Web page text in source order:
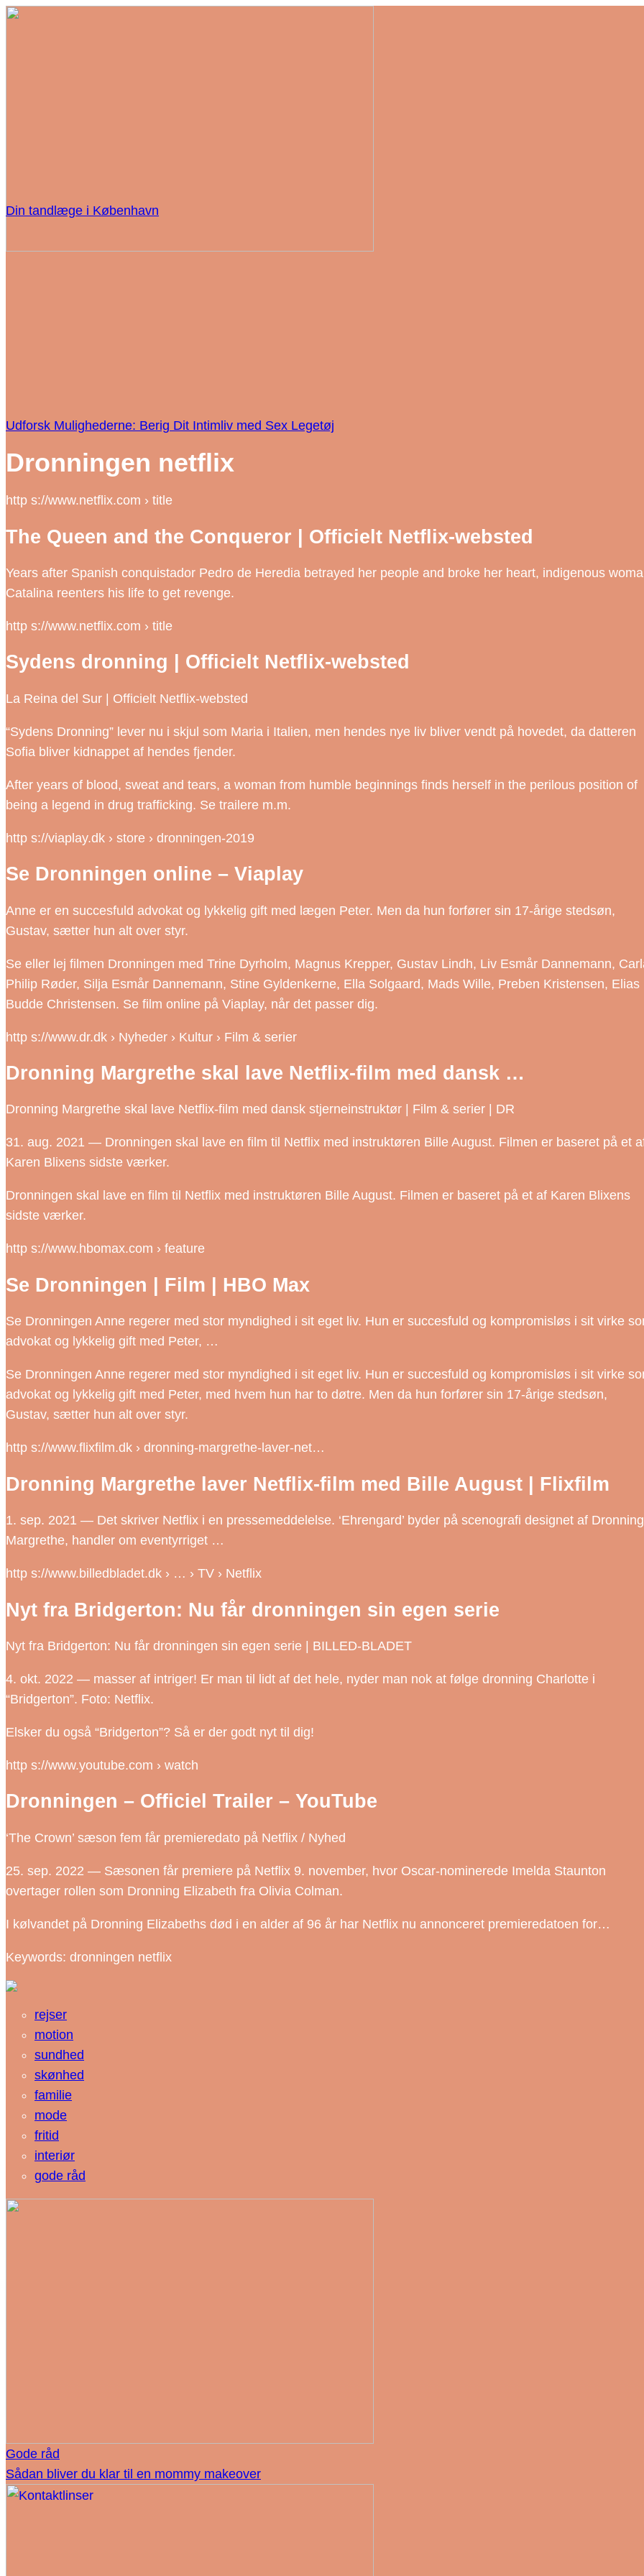
Din tandlæge i København
Udforsk Mulighederne: Berig Dit Intimliv med Sex Legetøj
Dronningen netflix
http s://www.netflix.com › title
The Queen and the Conqueror | Officielt Netflix-websted
Years after Spanish conquistador Pedro de Heredia betrayed her people and broke her heart, indigenous
Catalina reenters his life to get revenge.
http s://www.netflix.com › title
Sydens dronning | Officielt Netflix-websted
La Reina del Sur | Officielt Netflix-websted
“Sydens Dronning” lever nu i skjul som Maria i Italien, men hendes nye liv bliver vendt på hovedet, da datteren
Sofia bliver kidnappet af hendes fjender.
After years of blood, sweat and tears, a woman from humble beginnings finds herself in the perilous position of
being a legend in drug trafficking. Se trailere m.m.
http s://viaplay.dk › store › dronningen-2019
Se Dronningen online – Viaplay
Anne er en succesfuld advokat og lykkelig gift med lægen Peter. Men da hun forfører sin 17-årige stedsøn,
Gustav, sætter hun alt over styr.
Se eller lej filmen Dronningen med Trine Dyrholm, Magnus Krepper, Gustav Lindh, Liv Esmår Dannemann,
Philip Røder, Silja Esmår Dannemann, Stine Gyldenkerne, Ella Solgaard, Mads Wille, Preben Kristensen, Elias
Budde Christensen. Se film online på Viaplay, når det passer dig.
http s://www.dr.dk › Nyheder › Kultur › Film & serier
Dronning Margrethe skal lave Netflix-film med dansk …
Dronning Margrethe skal lave Netflix-film med dansk stjerneinstruktør | Film & serier | DR
31. aug. 2021 — Dronningen skal lave en film til Netflix med instruktøren Bille August. Filmen er baseret på et
Karen Blixens sidste værker.
Dronningen skal lave en film til Netflix med instruktøren Bille August. Filmen er baseret på et af Karen Blixens
sidste værker.
http s://www.hbomax.com › feature
Se Dronningen | Film | HBO Max
Se Dronningen Anne regerer med stor myndighed i sit eget liv. Hun er succesfuld og kompromisløs i sit virke
advokat og lykkelig gift med Peter, …
Se Dronningen Anne regerer med stor myndighed i sit eget liv. Hun er succesfuld og kompromisløs i sit virke
advokat og lykkelig gift med Peter, med hvem hun har to døtre. Men da hun forfører sin 17-årige stedsøn,
Gustav, sætter hun alt over styr.
http s://www.flixfilm.dk › dronning-margrethe-laver-net…
Dronning Margrethe laver Netflix-film med Bille August | Flixfilm
1. sep. 2021 — Det skriver Netflix i en pressemeddelelse. ‘Ehrengard’ byder på scenografi designet af Dronning
Margrethe, handler om eventyrriget …
http s://www.billedbladet.dk › … › TV › Netflix
Nyt fra Bridgerton: Nu får dronningen sin egen serie
Nyt fra Bridgerton: Nu får dronningen sin egen serie | BILLED-BLADET
4. okt. 2022 — masser af intriger! Er man til lidt af det hele, nyder man nok at følge dronning Charlotte i
“Bridgerton”. Foto: Netflix.
Elsker du også “Bridgerton”? Så er der godt nyt til dig!
http s://www.youtube.com › watch
Dronningen – Officiel Trailer – YouTube
‘The Crown’ sæson fem får premieredato på Netflix / Nyhed
25. sep. 2022 — Sæsonen får premiere på Netflix 9. november, hvor Oscar-nominerede Imelda Staunton
overtager rollen som Dronning Elizabeth fra Olivia Colman.
I kølvandet på Dronning Elizabeths død i en alder af 96 år har Netflix nu annonceret premieredatoen for…
Keywords: dronningen netflix
rejser
motion
sundhed
skønhed
familie
mode
fritid
interiør
gode råd
Gode råd
Sådan bliver du klar til en mommy makeover